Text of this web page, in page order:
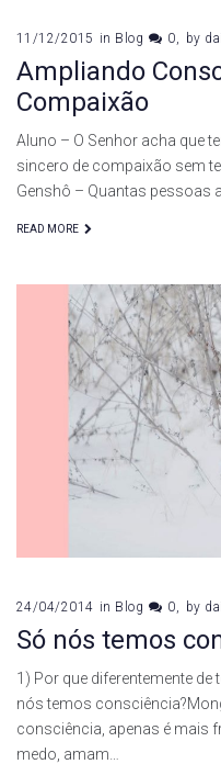
11/12/2015 in Blog 0 by
Ampliando
Compaixão
Aluno – O Senhor acha que
sincero de compaixão sem
Genshô – Quantas pessoas
READ MORE
24/04/2014 in Blog 0 by
Só nós temos
1) Por que diferentemente
nós temos
consciência, apenas é mais
medo, amam…